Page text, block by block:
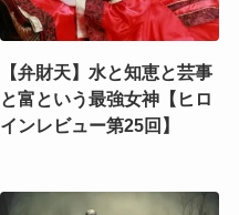
【弁財天】水と知恵と芸事
と富という最強女神【ヒロ
インレビュー第25回】